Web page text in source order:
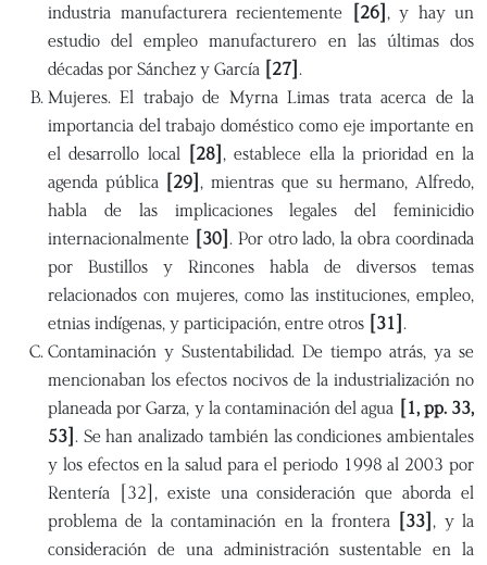
industria manufacturera recientemente
[26] , y hay un
estudio del empleo manufacturero en las últimas dos
décadas por Sánchez y García [27] .
Mujeres. El trabajo de Myrna Limas trata acerca de la
importancia del trabajo doméstico como eje importante en
el desarrollo local
[28] , establece ella la prioridad en la
agenda pública
[29], mientras que su hermano, Alfredo,
habla de las implicaciones legales del feminicidio
internacionalmente
[30] . Por otro lado, la obra coordinada
por Bustillos y Rincones habla de diversos temas
relacionados con mujeres, como las instituciones, empleo,
etnias indígenas, y participación, entre otros [31] .
Contaminación y Sustentabilidad. De tiempo atrás, ya se
mencionaban los efectos nocivos de la industrialización no
planeada por Garza, y la contaminación del agua
[1, pp. 33,
53] . Se han analizado también las condiciones ambientales
y los efectos en la salud para el periodo 1998 al 2003 por
Rentería [32], existe una consideración que aborda el
problema de la contaminación en la frontera
[33], y la
consideración de una administración sustentable en la